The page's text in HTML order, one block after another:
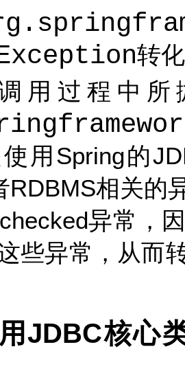
转
用过程中
用Spring的
RDBMS相关的
异常，
些异常，从而
JDBC核心